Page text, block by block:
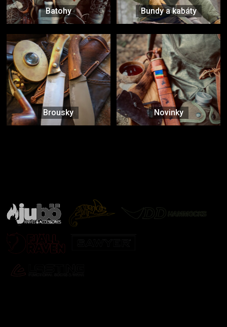
Batohy Bundy a kabáty
Brousky Novinky